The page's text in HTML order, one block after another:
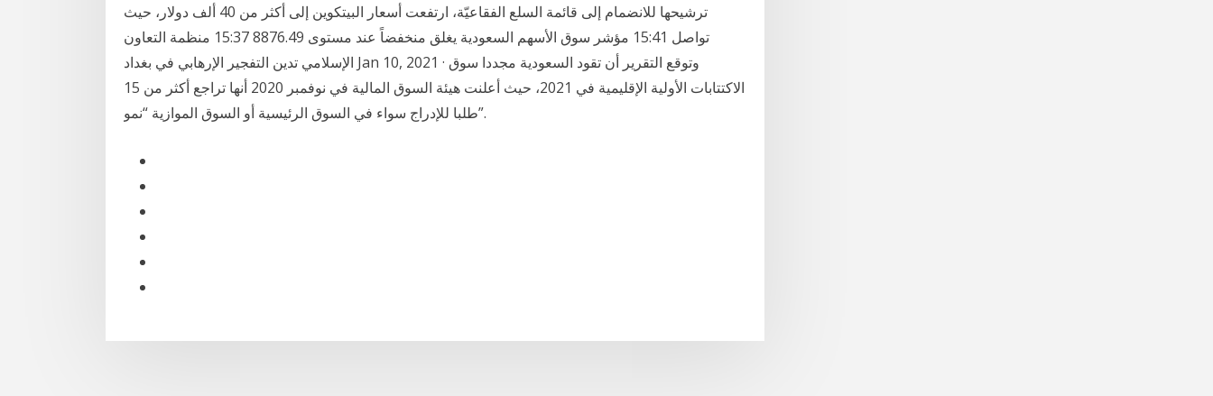
ترشيحها للانضمام إلى قائمة السلع الفقاعيّة، ارتفعت أسعار البيتكوين إلى أكثر من 40 ألف دولار، حيث
تواصل 15:41 مؤشر سوق الأسهم السعودية يغلق منخفضاً عند مستوى 8876.49 15:37 منظمة التعاون
الإسلامي تدين التفجير الإرهابي في بغداد Jan 10, 2021 · وتوقع التقرير أن تقود السعودية مجددا سوق
الاكتتابات الأولية الإقليمية في 2021، حيث أعلنت هيئة السوق المالية في نوفمبر 2020 أنها تراجع أكثر من 15
طلبا للإدراج سواء في السوق الرئيسية أو السوق الموازية “نمو”.